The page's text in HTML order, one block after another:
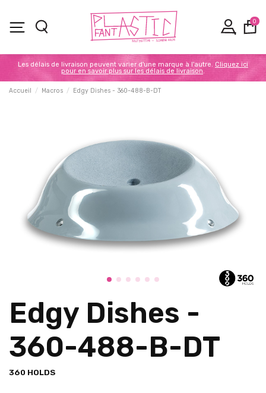
0
Les délais de livraison peuvent varier d'une marque à l'autre. Cliquez ici
pour en savoir plus sur les délais de livraison.
Accueil Macros Edgy Dishes - 360-488-B-DT
Edgy Dishes -
360-488-B-DT
360 HOLDS